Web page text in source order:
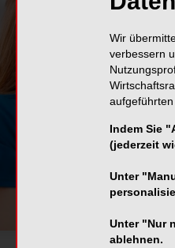
Wir
verbessern
Indem Sie
(jederzeit
Unter
Unter "Nur
ablehnen.